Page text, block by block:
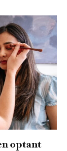
optant